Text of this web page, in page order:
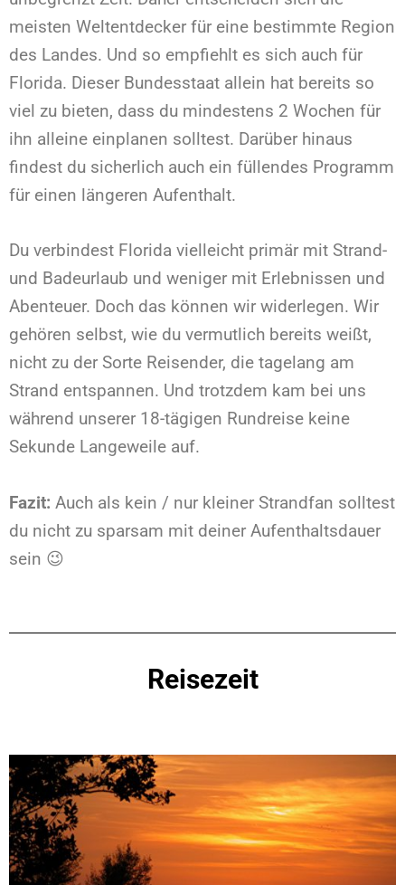
meisten Weltentdecker für eine bestimmte Region
des Landes. Und so empfiehlt es sich auch für
Florida. Dieser Bundesstaat allein hat bereits so
viel zu bieten, dass du mindestens 2 Wochen für
ihn alleine einplanen solltest. Darüber hinaus
findest du sicherlich auch ein füllendes Programm
für einen längeren Aufenthalt.
Du verbindest Florida vielleicht primär mit Strand-
und Badeurlaub und weniger mit Erlebnissen und
Abenteuer. Doch das können wir widerlegen. Wir
gehören selbst, wie du vermutlich bereits weißt,
nicht zu der Sorte Reisender, die tagelang am
Strand entspannen. Und trotzdem kam bei uns
während unserer 18-tägigen Rundreise keine
Sekunde Langeweile auf.
Fazit: Auch als kein / nur kleiner Strandfan solltest
du nicht zu sparsam mit deiner Aufenthaltsdauer
sein 😉
Reisezeit